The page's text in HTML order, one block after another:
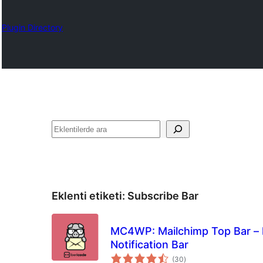
Plugin Directory
Ara
Eklenti etiketi: Subscribe Bar
MC4WP: Mailchimp Top Bar –
Notification Bar
(30toplam
)